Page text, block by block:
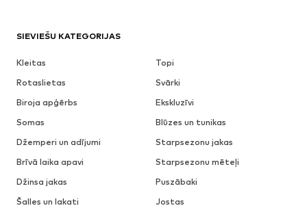
SIEVIEŠU KATEGORIJAS
Kleitas
Topi
Rotaslietas
Svārki
Biroja apģērbs
Ekskluzīvi
Somas
Blūzes un tunikas
Džemperi un adījumi
Starpsezonu jakas
Brīvā laika apavi
Starpsezonu mēteļi
Džinsa jakas
Puszābaki
Šalles un lakati
Jostas